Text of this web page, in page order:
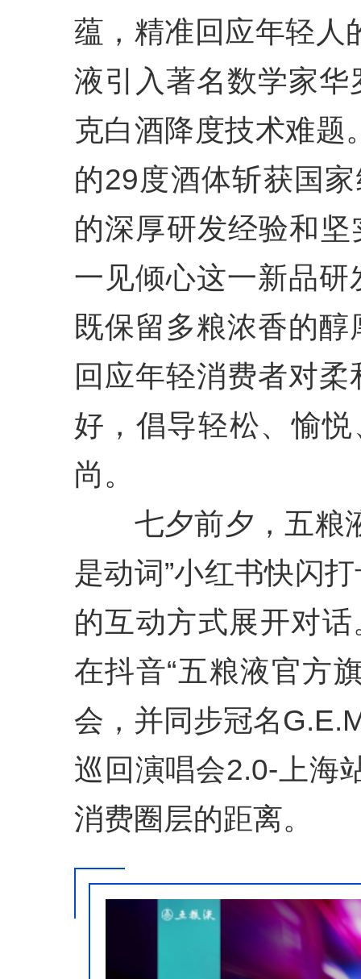
蕴，精准回应年轻人
液引入著名数学家
克白酒降度技术难题
的29度酒体斩获国
的深厚研发经验和坚
一见倾心这一新品
既保留多粮浓香的
回应年轻消费者对
好，倡导轻松、愉悦
尚。
七夕前夕，五粮液
是动词”小红书快闪
的互动方式展开对
在抖音“五粮液官方
会，并同步冠名
巡回演唱会2.0-上海
消费圈层的距离。